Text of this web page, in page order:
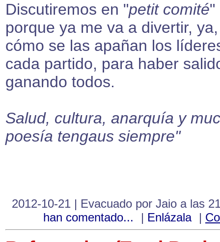
Discutiremos en "petit comité"
porque ya me va a divertir,
cómo se las apañan los
cada partido, para haber
ganando todos.
Salud, cultura, anarquía y
poesía tengaus siempre"
2012-10-21 | Evacuado por Jaio a las
han comentado...
| Enlázala |